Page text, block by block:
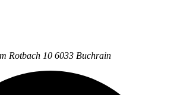
Rotbach 10 6033 Buchrain